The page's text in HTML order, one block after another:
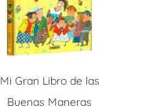
Mi Gran Libro de las
Buenas Maneras